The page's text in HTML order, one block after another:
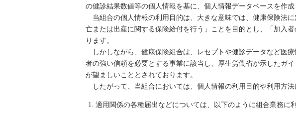
の健診結果数値等の個人情報を基に、個人情報データベースを作
当組合の個人情報の利用目的は、大きな意味では、健康保険法
亡または出産に関する保険給付を行う」ことを目的とし、「加入
ります。
しかしながら、健康保険組合は、レセプトや健診データなど医
者の強い信頼を必要とする事業に該当し、厚生労働省が示したガ
が望ましいこととされております。
したがって、当組合においては、個人情報の利用目的や利用方
適用関係の各種届出などについては、以下のように組合業務に